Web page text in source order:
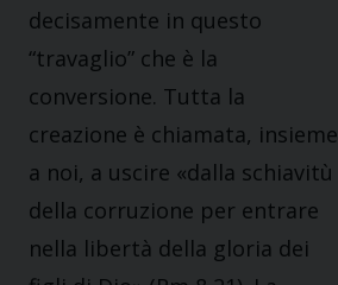
decisamente in questo
“travaglio” che è la
conversione. Tutta la
creazione è chiamata, insieme
a noi, a uscire «dalla schiavitù
della corruzione per entrare
nella libertà della gloria dei